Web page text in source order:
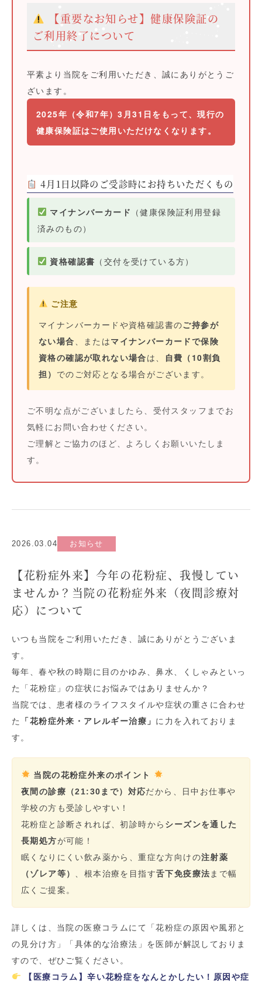
【重要なお知らせ】健康保険証の
ご利用終了について
平素より当院をご利用いただき、誠にありがとうご
ざいます。
2025年（令和7年）3月31日をもって、現行の
健康保険証はご使用いただけなくなります。
4月1日以降のご受診時にお持ちいただくもの
マイナンバーカード （健康保険証利用登録
済みのもの）
資格確認書 （交付を受けている方）
ご注意
マイナンバーカードや資格確認書のご持参が
ない場合、またはマイナンバーカードで保険
資格の確認が取れない場合は、
自費（10割負
担） でのご対応となる場合がございます。
ご不明な点がございましたら、受付スタッフまでお
気軽にお問い合わせください。
ご理解とご協力のほど、よろしくお願いいたしま
す。
2026.03.04 お知らせ
【花粉症外来】今年の花粉症、我慢してい
ませんか？当院の花粉症外来（夜間診療対
応）について
いつも当院をご利用いただき、誠にありがとうございま
す。
毎年、春や秋の時期に目のかゆみ、鼻水、くしゃみといっ
た「花粉症」の症状にお悩みではありませんか？
当院では、患者様のライフスタイルや症状の重さに合わせ
た
「花粉症外来・アレルギー治療」 に力を入れておりま
す。
当院の花粉症外来のポイント
夜間の診療（21:30まで）対応だから、日中お仕事や
学校の方も受診しやすい！
花粉症と診断されれば、初診時から シーズンを通した
長期処方が可能！
眠くなりにくい飲み薬から、重症な方向けの注射薬
（ゾレア等）
、根本治療を目指す舌下免疫療法 まで幅
広くご提案。
詳しくは、当院の医療コラムにて「花粉症の原因や風邪と
の見分け方」「具体的な治療法」を医師が解説しておりま
すので、ぜひご覧ください。
【医療コラム】辛い花粉症をなんとかしたい！原因や症